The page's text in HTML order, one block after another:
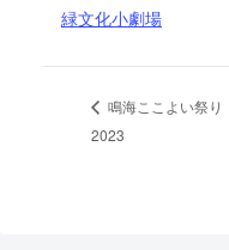
緑文化小劇場
鳴海ここよい祭り
2023